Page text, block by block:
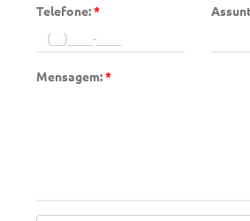
Telefone:*
Mensagem:*